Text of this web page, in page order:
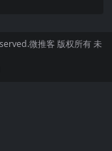
微推客 版权所有 未